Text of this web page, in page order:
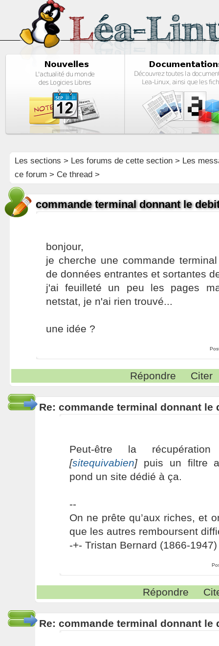
Les sections > Les forums de cette section> Les
ce forum > Ce thread >
commande terminal donnant le
bonjour,
je cherche une commande
de données entrantes et sortantes
j'ai feuilleté un peu les pages
netstat, je n'ai rien trouvé...
une idée ?
Répondre Citer
Re: commande terminal donnant le
Peut-être la
[sitequivabien]puis un filtre
pond un site dédié à ça.
--
On ne prête qu’aux riches, et
que les autres remboursent
-+- Tristan Bernard (1866-1947)
Répondre
Re: commande terminal donnant le